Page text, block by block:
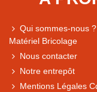
Qui sommes-nous
Matériel Bricolage
Nous contacter
Notre entrepôt
Mentions Légales